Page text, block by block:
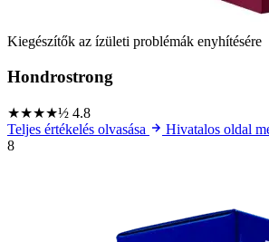
Kiegészítők az ízületi problémák enyhítésére
Hondrostrong
★★★★½ 4.8
Teljes értékelés olvasása
Hivatalos oldal
8